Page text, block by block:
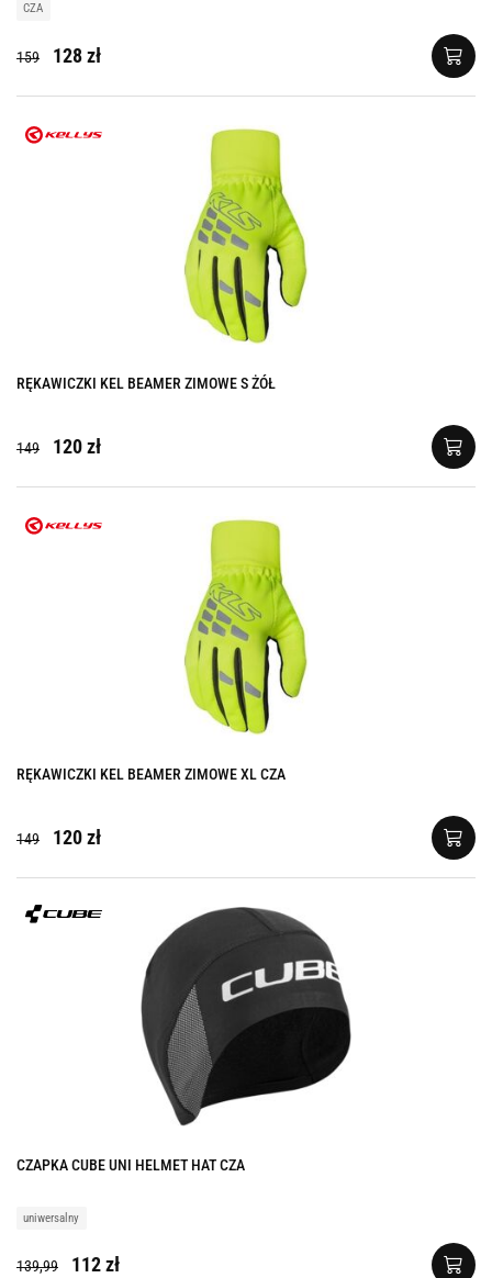
CZA
159 128 zł
RĘKAWICZKI KEL BEAMER ZIMOWE S ŻÓŁ
149 120 zł
RĘKAWICZKI KEL BEAMER ZIMOWE XL CZA
149 120 zł
CZAPKA CUBE UNI HELMET HAT CZA
uniwersalny
139,99 112 zł